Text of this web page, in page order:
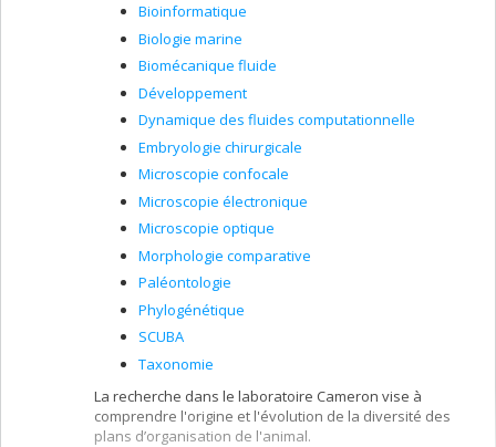
Bioinformatique
Biologie marine
Biomécanique fluide
Développement
Dynamique des fluides computationnelle
Embryologie chirurgicale
Microscopie confocale
Microscopie électronique
Microscopie optique
Morphologie comparative
Paléontologie
Phylogénétique
SCUBA
Taxonomie
La recherche dans le laboratoire Cameron vise à
comprendre l'origine et l'évolution de la diversité des
plans d’organisation de l'animal.